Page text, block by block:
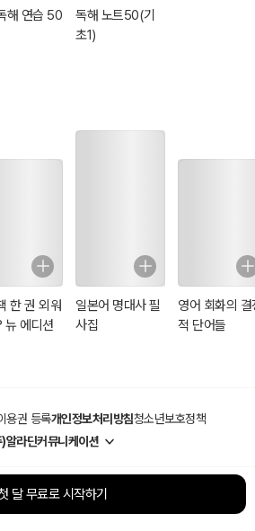
해 연습 50
독해 노트50(기
초1)
한 권 외워
뉴 에디션
일본어 명대사 필
사집
영어 회화의 결
적 단어들
용권 등록개인정보처리방침청소년보호정책
알라딘커뮤니케이션
달 무료로 시작하기